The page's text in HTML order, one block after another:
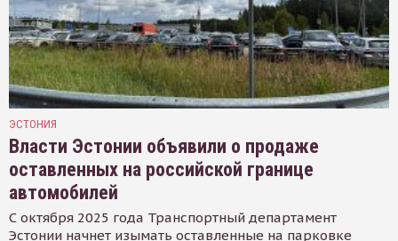
ЭСТОНИЯ
Власти Эстонии объявили о продаже
оставленных на российской границе
автомобилей
С октября 2025 года Транспортный департамент
Эстонии начнет изымать оставленные на парковке